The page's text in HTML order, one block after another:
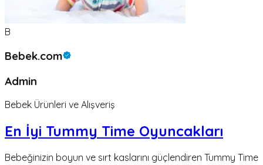
B
Bebek.com
Admin
Bebek Ürünleri ve Alışveriş
En İyi Tummy Time Oyuncakları
Bebeğinizin boyun ve sırt kaslarını güçlendiren Tummy Time